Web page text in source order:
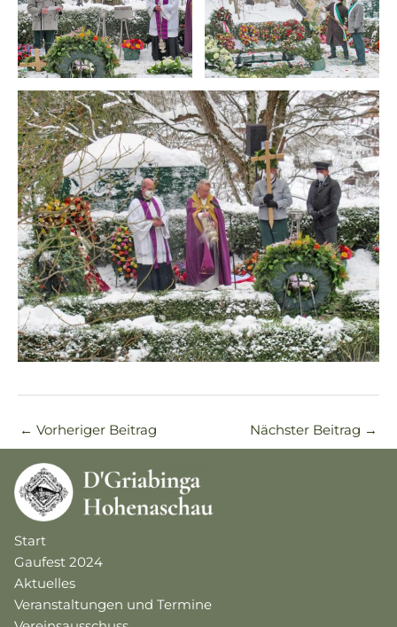
← Vorheriger Beitrag Nächster Beitrag →
Start
Gaufest 2024
Aktuelles
Veranstaltungen und Termine